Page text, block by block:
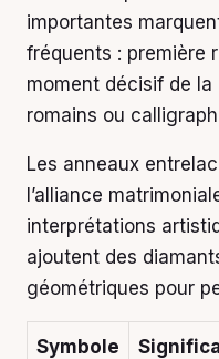
importantes
fréquents : première
moment décisif de
romains ou
Les anneaux
l’alliance
interprétations
ajoutent des
géométriques pour
Symbole